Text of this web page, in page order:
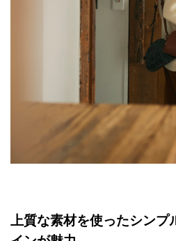
上質な素材を使ったシンプ